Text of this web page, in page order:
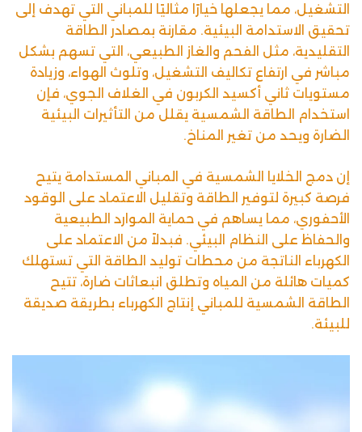
التشغيل، مما يجعلها خيارًا مثاليًا للمباني التي تهدف إلى
تحقيق الاستدامة البيئية. مقارنة بمصادر الطاقة
التقليدية، مثل الفحم والغاز الطبيعي، التي تسهم بشكل
مباشر في ارتفاع تكاليف التشغيل، وتلوث الهواء، وزيادة
مستويات ثاني أكسيد الكربون في الغلاف الجوي، فإن
استخدام الطاقة الشمسية يقلل من التأثيرات البيئية
الضارة ويحد من تغير المناخ.
إن دمج الخلايا الشمسية في المباني المستدامة يتيح
فرصة كبيرة لتوفير الطاقة وتقليل الاعتماد على الوقود
الأحفوري، مما يساهم في حماية الموارد الطبيعية
والحفاظ على النظام البيئي. فبدلاً من الاعتماد على
الكهرباء الناتجة من محطات توليد الطاقة التي تستهلك
كميات هائلة من المياه وتطلق انبعاثات ضارة، تتيح
الطاقة الشمسية للمباني إنتاج الكهرباء بطريقة صديقة
للبيئة.